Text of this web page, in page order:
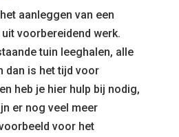
aanleggen van een
voorbereidend werk.
tuin leeghalen, alle
dan is het tijd voor
heb je hier hulp bij nodig,
er nog veel meer
voor het